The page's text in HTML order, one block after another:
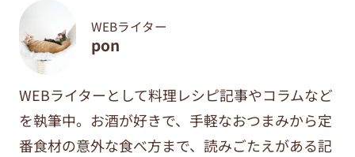
WEBライター
pon
WEBライターとして料理レシピ記事やコラムなど
を執筆中。 お酒が好きで、手軽なおつまみから定
番食材の意外な食べ方まで、 読みごたえがある記